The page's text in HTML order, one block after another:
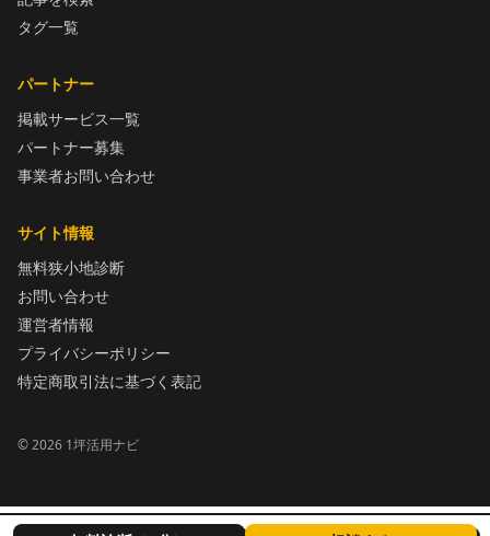
タグ一覧
パートナー
掲載サービス一覧
パートナー募集
事業者お問い合わせ
サイト情報
無料狭小地診断
お問い合わせ
運営者情報
プライバシーポリシー
特定商取引法に基づく表記
©2026 1坪活用ナビ